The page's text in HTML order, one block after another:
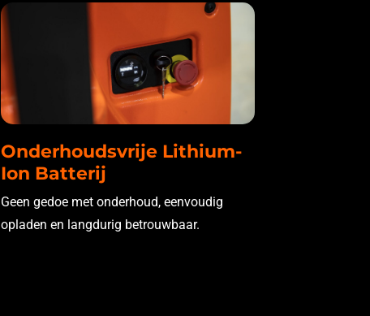
Onderhoudsvrije Lithium-
Ion Batterij
Geen gedoe met onderhoud, eenvoudig
opladen en langdurig betrouwbaar.